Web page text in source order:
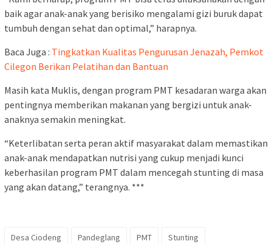
baik agar anak-anak yang berisiko mengalami gizi buruk dapat
tumbuh dengan sehat dan optimal,” harapnya.
Baca Juga : Tingkatkan Kualitas Pengurusan Jenazah, Pemkot
Cilegon Berikan Pelatihan dan Bantuan
Masih kata Muklis, dengan program PMT kesadaran warga akan
pentingnya memberikan makanan yang bergizi untuk anak-
anaknya semakin meningkat.
“Keterlibatan serta peran aktif masyarakat dalam memastikan
anak-anak mendapatkan nutrisi yang cukup menjadi kunci
keberhasilan program PMT dalam mencegah stunting di masa
yang akan datang,” terangnya. ***
Desa Ciodeng Pandeglang PMT Stunting